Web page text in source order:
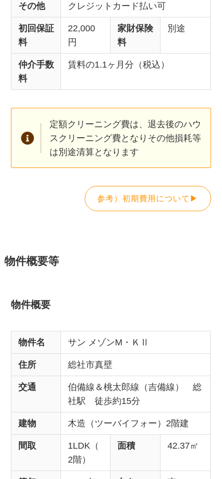
その他 クレジットカード払い可
初回保証
料
22,000
円
家財保険
料
別途
仲介手数
料
賃料の1.1ヶ月分（税込）
定額クリーニング費は、退去後のハウ
スクリーニング費となりその他損耗等
は別途清算となります
参考）初期費用について▶
物件概要等
物件概要
物件名 サン メゾンM・ＫⅡ
住所 総社市真壁
交通
伯備線＆桃太郎線（吉備線） 総
社駅 徒歩約15分
建物 木造（ツーバイフォー）2階建
間取
1LDK（
2階）
面積 42.37㎡